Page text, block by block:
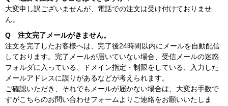
大変申し訳ございませんが、電話での注文は受け付けておりませ
ん。
Q 注文完了メールがきません。
注文を完了したお客様へは、完了後24時間以内にメールを自動配信
しております。完了メールが届いていない場合、受信メールの迷惑
フォルダに入っている、ドメイン指定・制限をしている、入力した
メールアドレスに誤りがあるなどが考えられます。
ご確認いただき、それでもメールが届かない場合は、大変お手数で
すがこちらのお問い合わせフォームよりご連絡をお願いいたしま